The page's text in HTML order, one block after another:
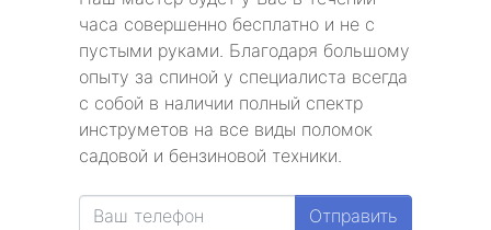
часа совершенно бесплатно и не с
пустыми руками. Благодаря большому
опыту за спиной у специалиста всегда
с собой в наличии полный спектр
инструметов на все виды поломок
садовой и бензиновой техники.
Отправить